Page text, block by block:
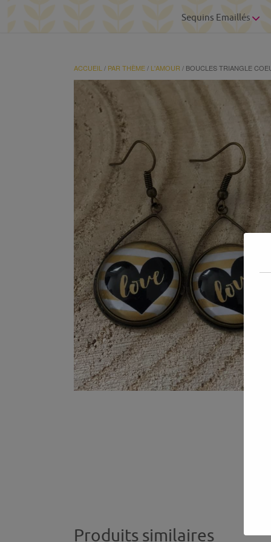
Sequins Emaillés
ACCUEIL / PAR THÈME/ L'AMOUR / BOUCLES TRIANGLE
Produits similaires